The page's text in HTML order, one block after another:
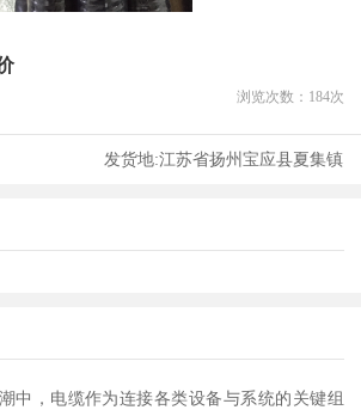
浏览次数： 184次
发货地:江苏省扬州宝应县夏集镇
中，电缆作为连接各类设备与系统的关键组